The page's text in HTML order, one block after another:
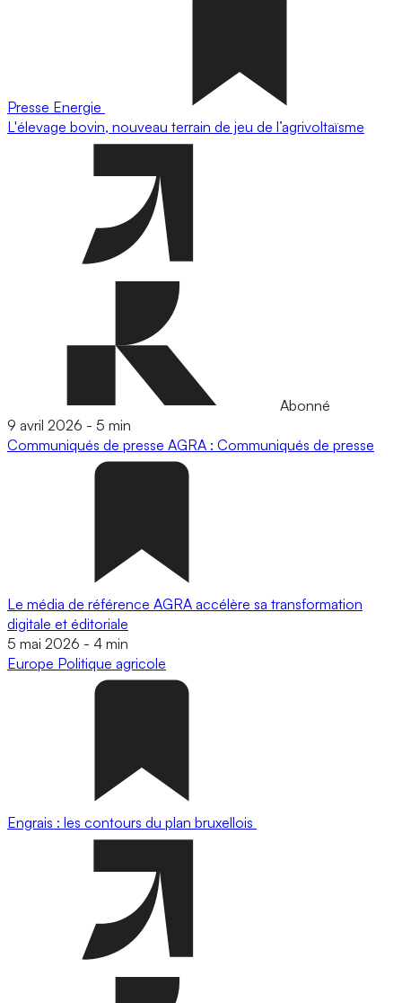
Presse Energie
L'élevage bovin, nouveau terrain de jeu de l’agrivoltaïsme
Abonné
9 avril 2026 - 5 min
Communiqués de presse AGRA : Communiqués de presse
Le média de référence AGRA accélère sa transformation
digitale et éditoriale
5 mai 2026 - 4 min
Europe Politique agricole
Engrais : les contours du plan bruxellois